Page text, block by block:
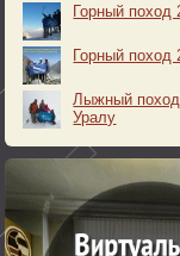
Горный поход
Горный поход
Лыжный
Уралу